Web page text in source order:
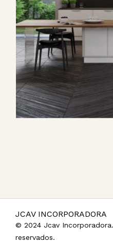
© 2024 Jcav
reservados.
JCAV INCORPORADORA